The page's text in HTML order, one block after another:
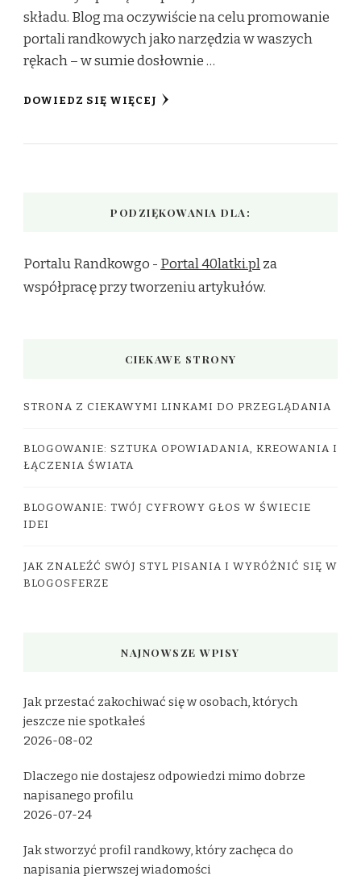
składu. Blog ma oczywiście na celu promowanie
portali randkowych jako narzędzia w waszych
rękach – w sumie dosłownie …
DOWIEDZ SIĘ WIĘCEJ
PODZIĘKOWANIA DLA:
Portalu Randkowgo - Portal 40latki.plza
współpracę przy tworzeniu artykułów.
CIEKAWE STRONY
STRONA Z CIEKAWYMI LINKAMI DO PRZEGLĄDANIA
BLOGOWANIE: SZTUKA OPOWIADANIA, KREOWANIA I
ŁĄCZENIA ŚWIATA
BLOGOWANIE: TWÓJ CYFROWY GŁOS W ŚWIECIE
IDEI
JAK ZNALEŹĆ SWÓJ STYL PISANIA I WYRÓŻNIĆ SIĘ W
BLOGOSFERZE
NAJNOWSZE WPISY
Jak przestać zakochiwać się w osobach, których
jeszcze nie spotkałeś
2026-08-02
Dlaczego nie dostajesz odpowiedzi mimo dobrze
napisanego profilu
2026-07-24
Jak stworzyć profil randkowy, który zachęca do
napisania pierwszej wiadomości